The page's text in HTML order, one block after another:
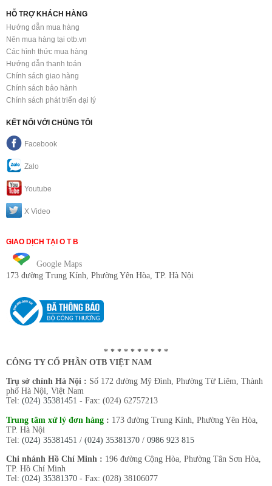
HỖ TRỢ KHÁCH HÀNG
Hướng dẫn mua hàng
Nên mua hàng tại otb.vn
Các hình thức mua hàng
Hướng dẫn thanh toán
Chính sách giao hàng
Chính sách bảo hành
Chính sách phát triển đại lý
KẾT NỐI VỚI CHÚNG TÔI
Facebook
Zalo
Youtube
X Video
GIAO DỊCH TẠI O T B
Google Maps
173 đường Trung Kính, Phường Yên Hòa, TP. Hà Nội
* * * * * * * * * *
CÔNG TY CỔ PHẦN OTB VIỆT NAM
Trụ sở chính Hà Nội : Số 172 đường Mỹ Đình, Phường Từ Liêm, Thành
phố Hà Nội, Việt Nam
Tel: (024) 35381451 - Fax: (024) 62757213
Trung tâm xử lý đơn hàng : 173 đường Trung Kính, Phường Yên Hòa,
TP. Hà Nội
Tel: (024) 35381451 / (024) 35381370 / 0986 923 815
Chi nhánh Hồ Chí Minh : 196 đường Cộng Hòa, Phường Tân Sơn Hòa,
TP. Hồ Chí Minh
Tel: (024) 35381370 - Fax: (028) 38106077